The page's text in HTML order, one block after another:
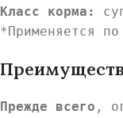
Класс корма:
*Применяется
Прежде всего ,